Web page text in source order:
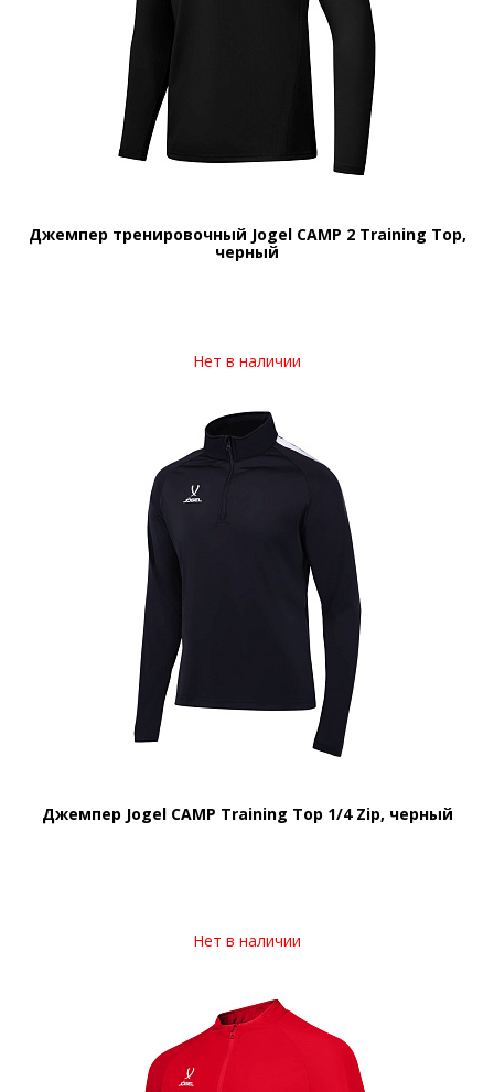
Джемпер тренировочный Jogel CAMP 2 Training Top,
черный
Нет в наличии
Джемпер Jogel CAMP Training Top 1/4 Zip, черный
Нет в наличии